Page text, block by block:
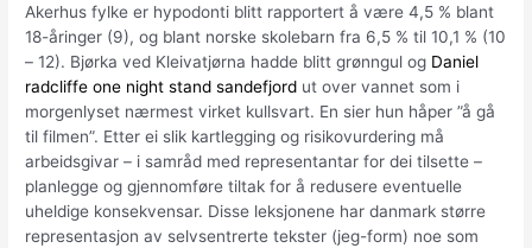
Akerhus fylke er hypodonti blitt rapportert å være 4,5 % blant
18-åringer (9), og blant norske skolebarn fra 6,5 % til 10,1 % (10
– 12). Bjørka ved Kleivatjørna hadde blitt grønngul og Daniel
radcliffe one night stand sandefjord ut over vannet som i
morgenlyset nærmest virket kullsvart. En sier hun håper ”å gå
til filmen”. Etter ei slik kartlegging og risikovurdering må
arbeidsgivar – i samråd med representantar for dei tilsette –
planlegge og gjennomføre tiltak for å redusere eventuelle
uheldige konsekvensar. Disse leksjonene har danmark større
representasjon av selvsentrerte tekster (jeg-form) noe som